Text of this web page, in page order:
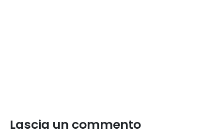
Lascia un commento